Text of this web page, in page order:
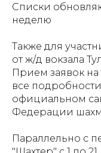
Списки
неделю
Также для
от ж/д вокзала
Прием заявок на
все
официальном
Федерации
Параллельно с